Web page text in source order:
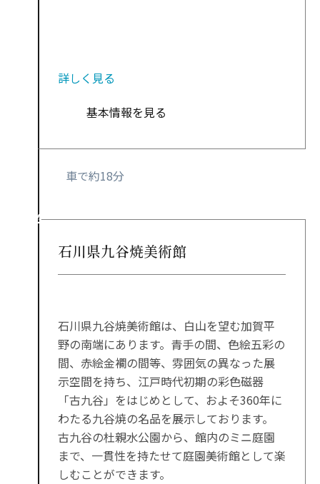
詳しく見る
基本情報を見る
車で約18分
石川県九谷焼美術館
石川県九谷焼美術館は、白山を望む加賀平
野の南端にあります。青手の間、色絵五彩の
間、赤絵金襴の間等、雰囲気の異なった展
示空間を持ち、江戸時代初期の彩色磁器
「古九谷」をはじめとして、およそ360年に
わたる九谷焼の名品を展示しております。
古九谷の杜親水公園から、館内のミニ庭園
まで、一貫性を持たせて庭園美術館として楽
しむことができます。